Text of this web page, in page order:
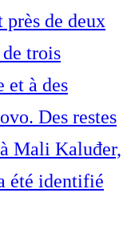
près de deux
trois
et à des
Des restes
Mali Kaluđer,
été identifié